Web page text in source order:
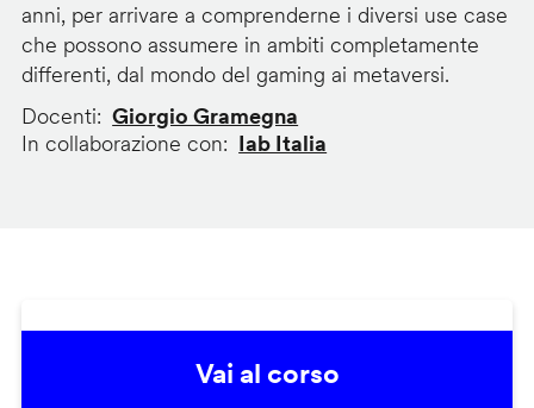
anni, per arrivare a comprenderne i diversi use case
che possono assumere in ambiti completamente
differenti, dal mondo del gaming ai metaversi.
Docenti
Giorgio Gramegna
In collaborazione con
Iab Italia
Vai al corso